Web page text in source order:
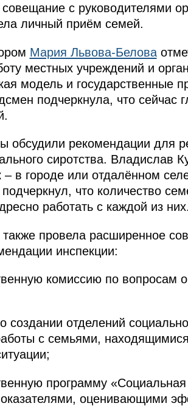
с руководителями
личный приём семей.
Мария Львова-Белова
местных учреждений и
модель и государственные
подчеркнула, что сейчас
обсудили рекомендации для
сиротства. Владислав
– в городе или отдалённом
что количество
работать с каждой из них.
провела расширенное
инспекции:
комиссию по вопросам
создании отделений
с семьями,
программу
оценивающими